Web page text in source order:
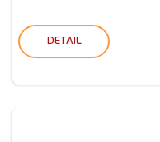
DETAIL